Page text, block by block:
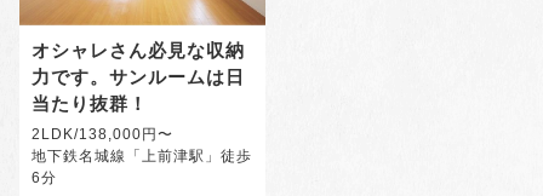
オシャレさん必見な収納
力です。サンルームは日
当たり抜群！
2LDK/138,000円〜
地下鉄名城線「上前津駅」徒歩
6分